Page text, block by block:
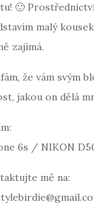
🙂
malý
zajímá.
že vám svým
jakou on dělá
6s / NIKON
mě na: